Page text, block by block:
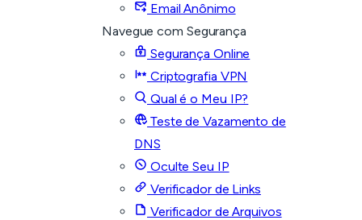
Email Anônimo
Navegue com Segurança
Segurança Online
Criptografia VPN
Qual é o Meu IP?
Teste de Vazamento de
DNS
Oculte Seu IP
Verificador de Links
Verificador de Arquivos